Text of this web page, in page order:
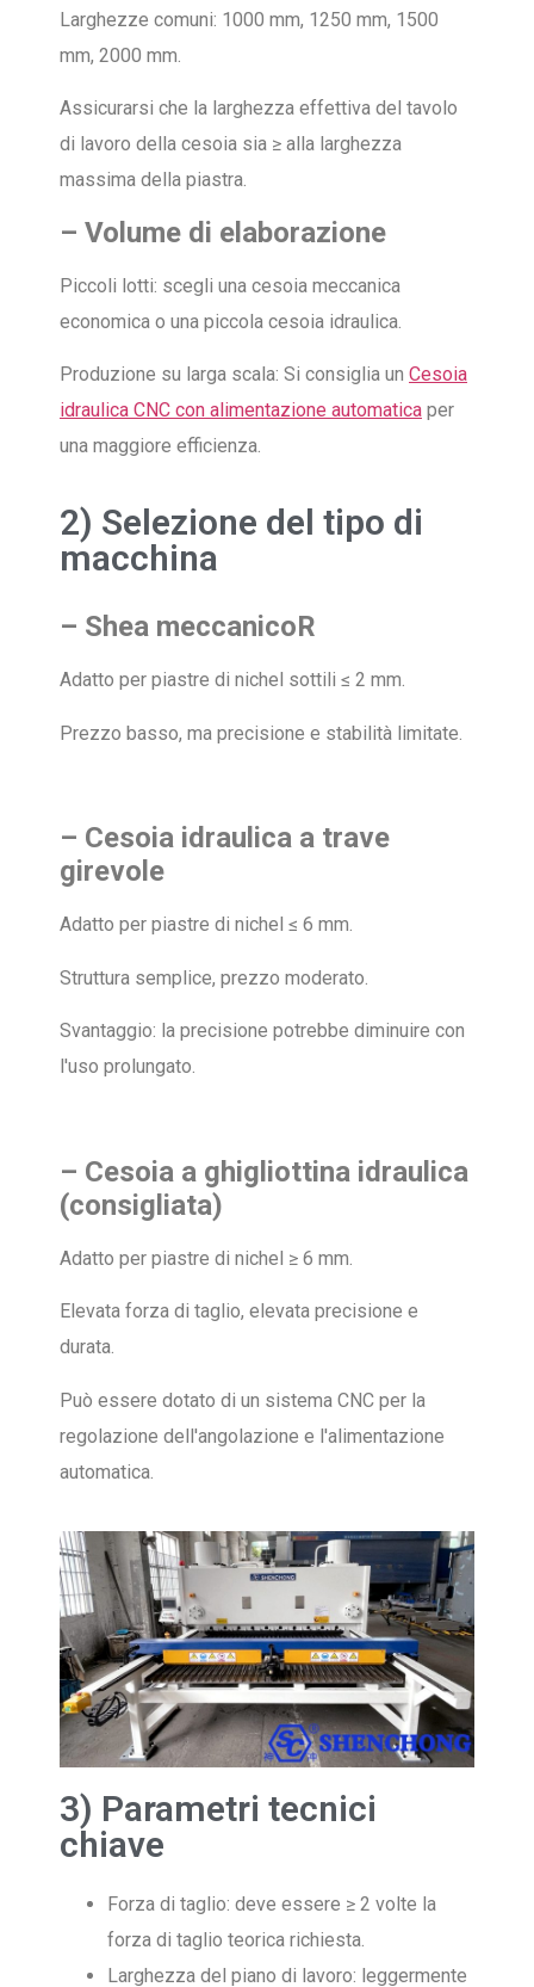
Larghezze comuni: 1000 mm, 1250 mm, 1500
mm, 2000 mm.
Assicurarsi che la larghezza effettiva del tavolo
di lavoro della cesoia sia ≥ alla larghezza
massima della piastra.
– Volume di elaborazione
Piccoli lotti: scegli una cesoia meccanica
economica o una piccola cesoia idraulica.
Produzione su larga scala: Si consiglia un Cesoia
idraulica CNC con alimentazione automatica per
una maggiore efficienza.
2) Selezione del tipo di
macchina
– Shea meccanicoR
Adatto per piastre di nichel sottili ≤ 2 mm.
Prezzo basso, ma precisione e stabilità limitate.
– Cesoia idraulica a trave
girevole
Adatto per piastre di nichel ≤ 6 mm.
Struttura semplice, prezzo moderato.
Svantaggio: la precisione potrebbe diminuire con
l'uso prolungato.
– Cesoia a ghigliottina idraulica
(consigliata)
Adatto per piastre di nichel ≥ 6 mm.
Elevata forza di taglio, elevata precisione e
durata.
Può essere dotato di un sistema CNC per la
regolazione dell'angolazione e l'alimentazione
automatica.
3) Parametri tecnici
chiave
Forza di taglio: deve essere ≥ 2 volte la
forza di taglio teorica richiesta.
Larghezza del piano di lavoro: leggermente